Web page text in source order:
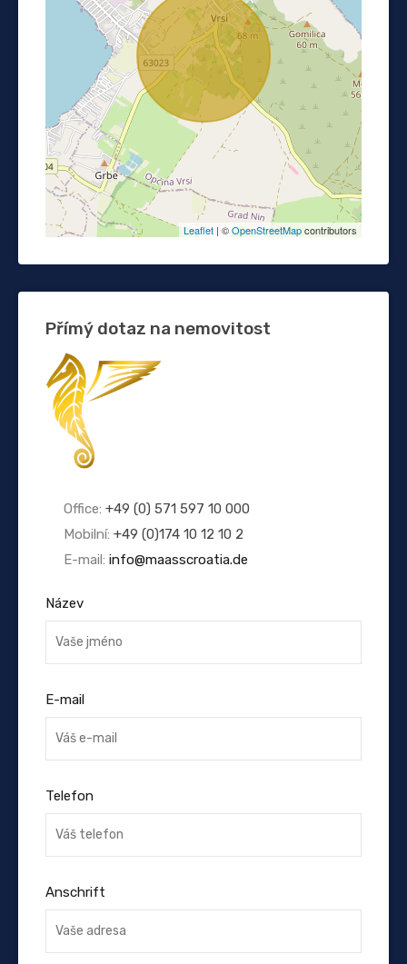
Leaflet | ©OpenStreetMapcontributors
Přímý dotaz na nemovitost
Office: +49 (0) 571 597 10 000
Mobilní: +49 (0)174 10 12 10 2
E-mail: info@maasscroatia.de
Název
E-mail
Telefon
Anschrift